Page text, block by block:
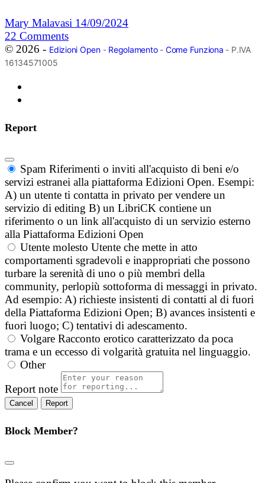
Mary Malavasi 14/09/2024
22 Comments
© 2026 - Edizioni Open- Regolamento- Come Funziona - P.IVA
16134571005
Report
Spam Riferimenti o inviti all'acquisto di beni e/o
servizi estranei alla piattaforma Edizioni Open. Esempi:
A) un utente ti contatta in privato per vendere un
servizio di editing B) un LibriCK contiene un
riferimento o un link all'acquisto di un servizio esterno
alla Piattaforma Edizioni Open
Utente molesto Utente che mette in atto
comportamenti sgradevoli e inappropriati che possono
turbare la serenità di uno o più membri della
community, perlopiù sottoforma di messaggi in privato.
Ad esempio: A) richieste insistenti di contatti al di fuori
della Piattaforma Edizioni Open; B) avances insistenti e
fuori luogo; C) tentativi di adescamento.
Volgare Racconto erotico caratterizzato da poca
trama e un eccesso di volgarità gratuita nel linguaggio.
Other
Report note
Report
Block Member?